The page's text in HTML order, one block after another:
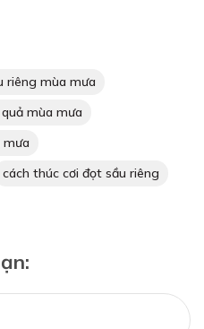
riêng mùa mưa
mùa mưa
mưa
cách thúc cơi đọt sầu riêng